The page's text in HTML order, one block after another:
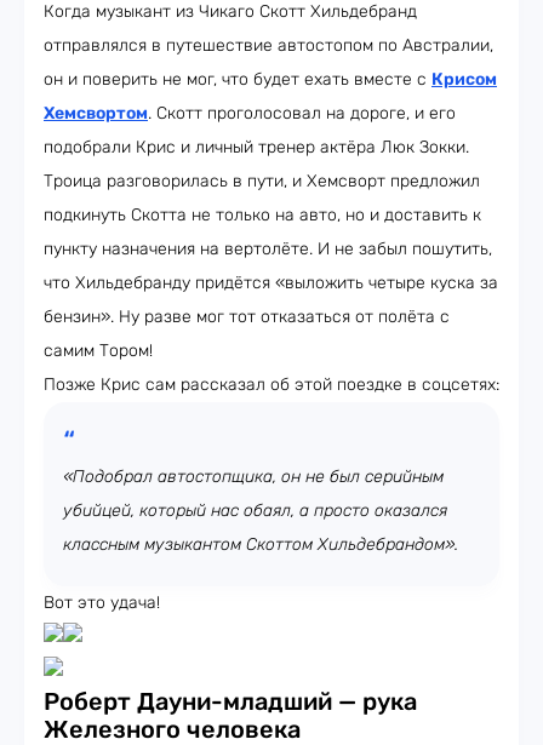
Когда музыкант из Чикаго Скотт Хильдебранд
отправлялся в путешествие автостопом по Австралии,
он и поверить не мог, что будет ехать вместе с Крисом
Хемсвортом. Скотт проголосовал на дороге, и его
подобрали Крис и личный тренер актёра Люк Зокки.
Троица разговорилась в пути, и Хемсворт предложил
подкинуть Скотта не только на авто, но и доставить к
пункту назначения на вертолёте. И не забыл пошутить,
что Хильдебранду придётся «выложить четыре куска за
бензин». Ну разве мог тот отказаться от полёта с
самим Тором!
Позже Крис сам рассказал об этой поездке в соцсетях:
«Подобрал автостопщика, он не был серийным
убийцей, который нас обаял, а просто оказался
классным музыкантом Скоттом Хильдебрандом».
Вот это удача!
Роберт Дауни-младший — рука
Железного человека